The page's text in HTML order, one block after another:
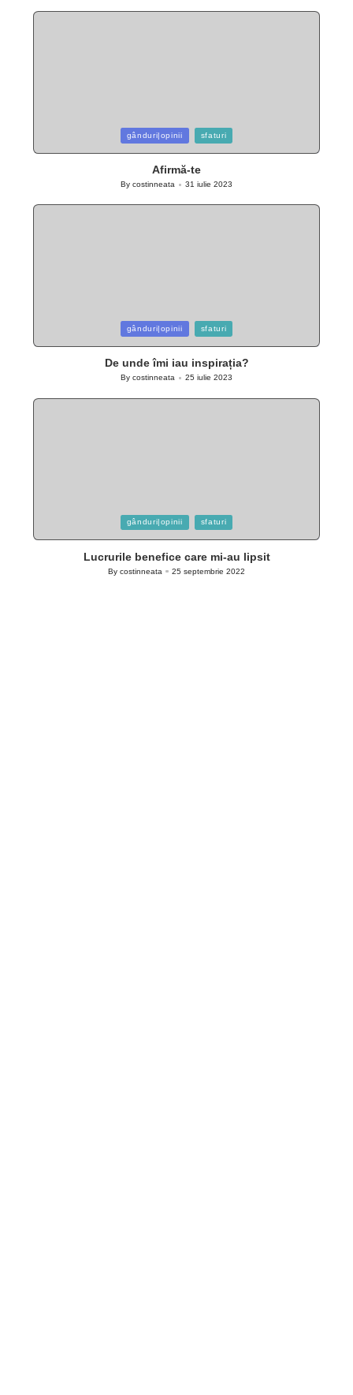
in
gânduri|opinii sfaturi
Afirmă-te
Posted
Bycostinneata 31 iulie 2023
in
gânduri|opinii sfaturi
De unde îmi iau inspirația?
Posted
Bycostinneata 25 iulie 2023
in
gânduri|opinii sfaturi
Lucrurile benefice care mi-au lipsit
Posted
By costinneata 25 septembrie 2022